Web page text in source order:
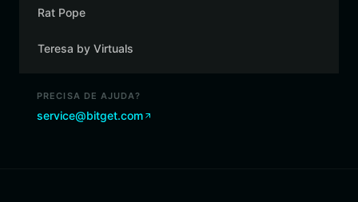
Rat Pope
Teresa by Virtuals
PRECISA DE AJUDA?
service@bitget.com